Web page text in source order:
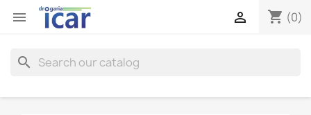
 shopping_cart (0)

search